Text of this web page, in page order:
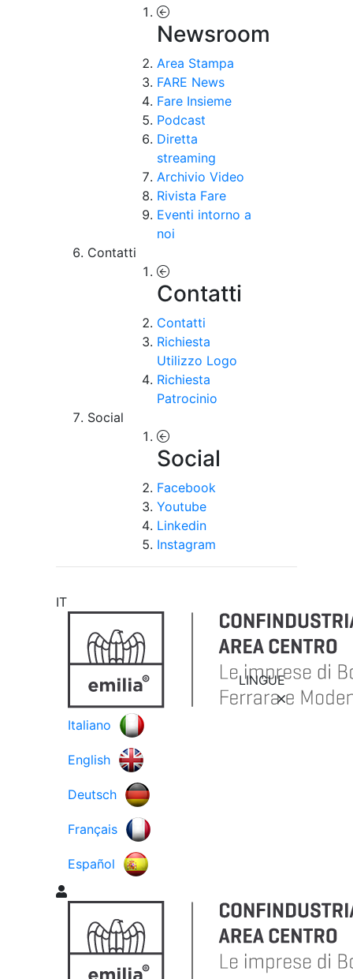
Newsroom
Area Stampa
FARE News
Fare Insieme
Podcast
Diretta
streaming
Archivio Video
Rivista Fare
Eventi intorno a
noi
Contatti
Contatti
Contatti
Richiesta
Utilizzo Logo
Richiesta
Patrocinio
Social
Social
Facebook
Youtube
Linkedin
Instagram
IT
LINGUE
Italiano
English
Deutsch
Français
Español